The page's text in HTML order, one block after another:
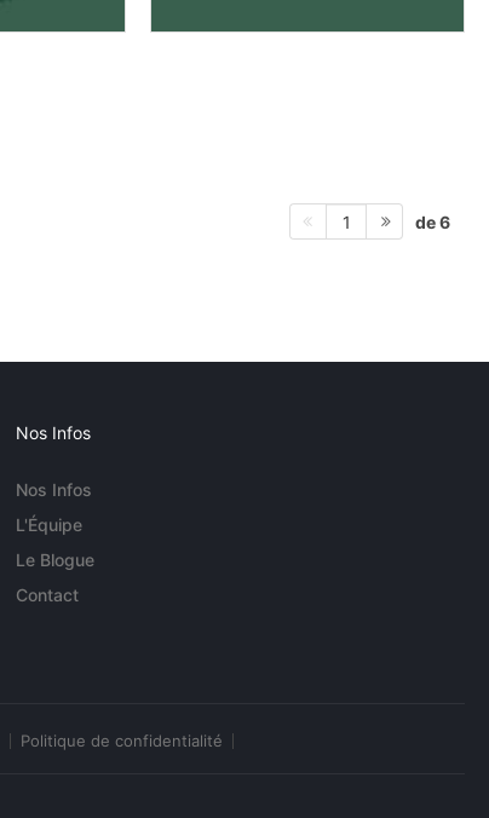
1 de 6
Nos Infos
Nos Infos
L'Équipe
Le Blogue
Contact
Politique de confidentialité